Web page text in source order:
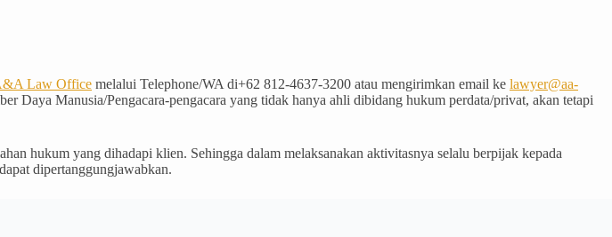
Law Office melalui Telephone/WA di+62 812-4637-3200 atau mengirimkan email ke lawyer@aa-
Daya Manusia/Pengacara-pengacara yang tidak hanya ahli dibidang hukum perdata/privat, akan tetapi
hukum yang dihadapi klien. Sehingga dalam melaksanakan aktivitasnya selalu berpijak kepada
dipertanggungjawabkan.